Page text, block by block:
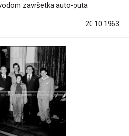
završetka auto-puta
20.10.1963.